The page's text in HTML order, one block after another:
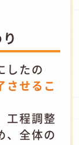
したの
させるこ
工程調整
、全体の